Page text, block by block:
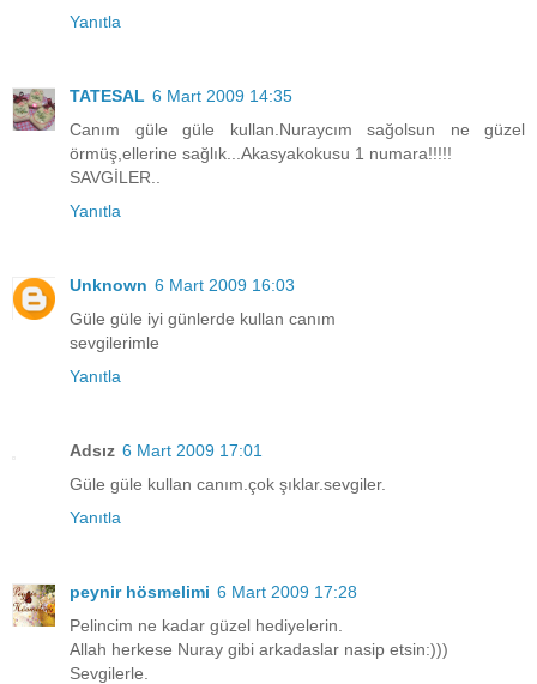
Yanıtla
TATESAL 6 Mart 2009 14:35
Canım güle güle kullan.Nuraycım sağolsun ne güzel
örmüş,ellerine sağlık...Akasyakokusu 1 numara!!!!!
SAVGİLER..
Yanıtla
Unknown 6 Mart 2009 16:03
Güle güle iyi günlerde kullan canım
sevgilerimle
Yanıtla
Adsız 6 Mart 2009 17:01
Güle güle kullan canım.çok şıklar.sevgiler.
Yanıtla
peynir hösmelimi 6 Mart 2009 17:28
Pelincim ne kadar güzel hediyelerin.
Allah herkese Nuray gibi arkadaslar nasip etsin:)))
Sevgilerle.